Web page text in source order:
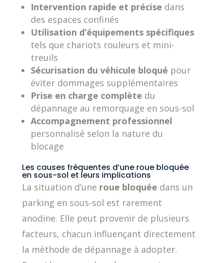
Intervention rapide et précise dans
des espaces confinés
Utilisation d’équipements spécifiques
tels que chariots rouleurs et mini-
treuils
Sécurisation du véhicule bloqué pour
éviter dommages supplémentaires
Prise en charge complète du
dépannage au remorquage en sous-sol
Accompagnement professionnel
personnalisé selon la nature du
blocage
Les causes fréquentes d’une roue bloquée
en sous-sol et leurs implications
La situation d’une roue bloquée dans un
parking en sous-sol est rarement
anodine. Elle peut provenir de plusieurs
facteurs, chacun influençant directement
la méthode de dépannage à adopter.